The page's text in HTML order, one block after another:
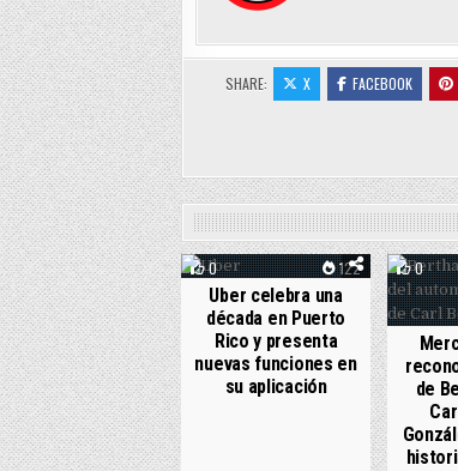
SHARE: X FACEBOOK
0 122
Uber celebra una
década en Puerto
Rico y presenta
nuevas funciones en
su aplicación
0
de